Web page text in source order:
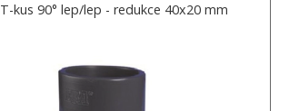
T-kus 90° lep/lep - redukce 40x20 mm